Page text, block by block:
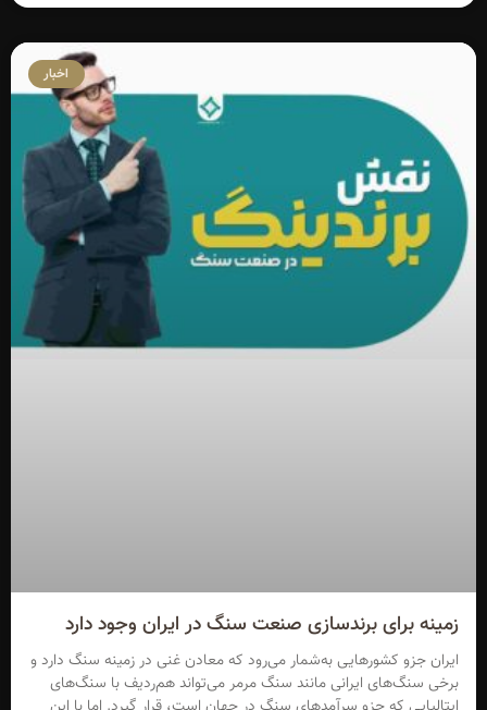
اخبار
زمینه برای برندسازی صنعت سنگ در ایران وجود دارد
ایران جزو کشورهایی به‌شمار می‌رود که معادن غنی در زمینه سنگ دارد و
برخی سنگ‌های ایرانی مانند سنگ مرمر می‌تواند هم‌ردیف با سنگ‌های